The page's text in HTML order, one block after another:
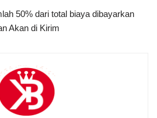
50% dari total biaya dibayarkan
Akan di Kirim